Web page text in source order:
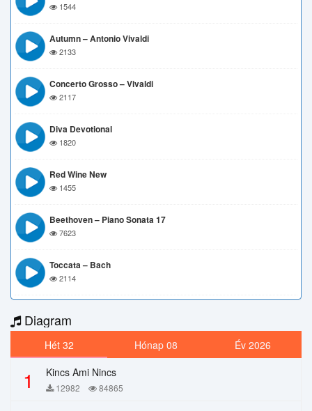
1544
Autumn – Antonio Vivaldi
2133
Concerto Grosso – Vivaldi
2117
Diva Devotional
1820
Red Wine New
1455
Beethoven – Piano Sonata 17
7623
Toccata – Bach
2114
Diagram
Hét 32 Hónap 08 Év 2026
1 Kincs Ami Nincs
12982 84865